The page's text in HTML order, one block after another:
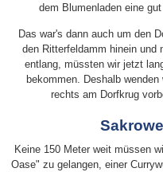
dem Blumenladen eine
Das war's dann auch um den
den Ritterfeldamm hinein und
entlang, müssten wir jetzt
bekommen. Deshalb
rechts am Dorfkrug
Keine 150 Meter weit müssen
Oase" zu gelangen, einer